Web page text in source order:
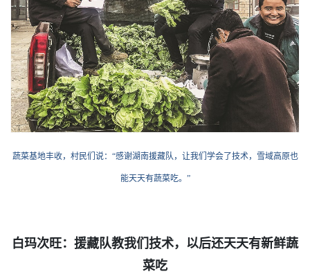
蔬菜基地丰收，村民们说：“感谢湖南援藏队，让我们学会了技术，雪域高原也
能天天有蔬菜吃。”
白玛次旺：援藏队教我们技术，以后还天天有新鲜蔬
菜吃